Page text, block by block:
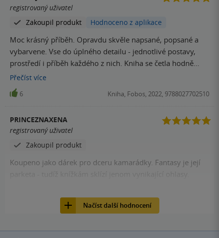
registrovaný uživatel
Zakoupil produkt
Hodnoceno z aplikace
Moc krásný příběh. Opravdu skvěle napsané, popsané a
vybarvene. Vse do úplného detailu - jednotlivé postavy,
prostředí i příběh každého z nich. Kniha se četla hodně
pomalu, opravdu jsem měla co delat,abych precetla 50
stran denně. Jen me tedy moc mrzí, ze neni překlad
posledního dílu. Takhle vas příběh necha rozervanym z
se do čtení nepustim.
Přečíst více
6 Kniha, Fobos, 2022, 9788027702510
PRINCEZNAXENA
registrovaný uživatel
Zakoupil produkt
Koupeno jako dárek pro dceru kamarádky. Fantasy je její
Načíst další hodnocení